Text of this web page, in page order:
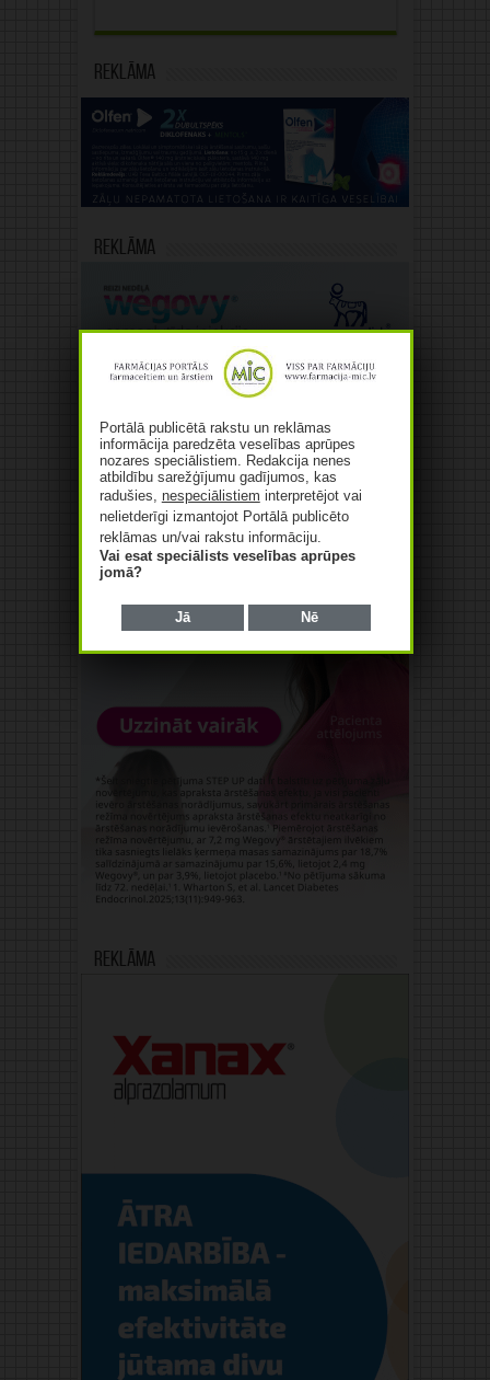
Reklāma
Reklāma
Reklāma
Portālā publicētā rakstu un reklāmas
informācija paredzēta veselības aprūpes
nozares speciālistiem. Redakcija nenes
atbildību sarežģījumu gadījumos, kas
radušies, nespeciālistiem interpretējot vai
nelietderīgi izmantojot Portālā publicēto
reklāmas un/vai rakstu informāciju.
Vai esat speciālists veselības aprūpes
jomā?
Jā Nē